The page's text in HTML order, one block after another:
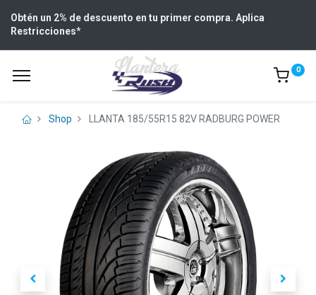
Obtén un 2% de descuento en tu primer compra. Aplica
Restricciones*
0
Shop LLANTA 185/55R15 82V RADBURG POWER